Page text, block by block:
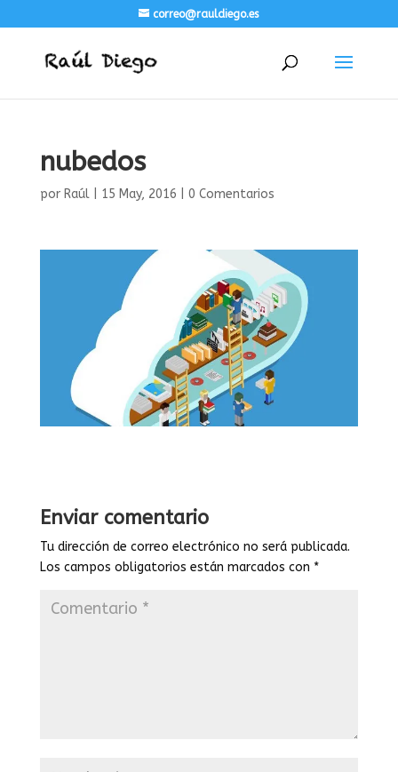
correo@rauldiego.es
nubedos
por Raúl| 15 May, 2016 0 Comentarios
Enviar comentario
Tu dirección de correo electrónico no será publicada.
Los campos obligatorios están marcados con *